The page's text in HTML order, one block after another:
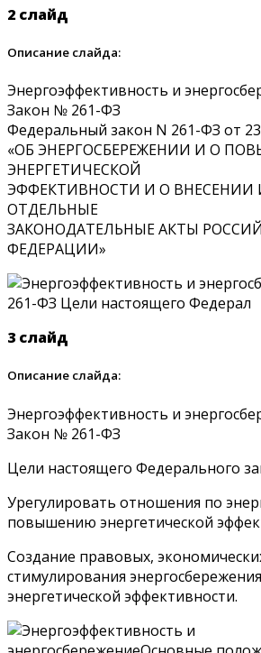
2 слайд
Описание слайда:
Энергоэффективность и
Закон № 261-ФЗ
Федеральный закон N 261-ФЗ от
«ОБ ЭНЕРГОСБЕРЕЖЕНИИ И О
ЭНЕРГЕТИЧЕСКОЙ
ЭФФЕКТИВНОСТИ И О ВНЕСЕНИИ
ОТДЕЛЬНЫЕ
ЗАКОНОДАТЕЛЬНЫЕ АКТЫ
ФЕДЕРАЦИИ»
3 слайд
Описание слайда:
Энергоэффективность и
Закон № 261-ФЗ
Цели настоящего Федерального
Урегулировать отношения по
повышению энергетической
Создание правовых,
стимулирования
энергетической эффективности.